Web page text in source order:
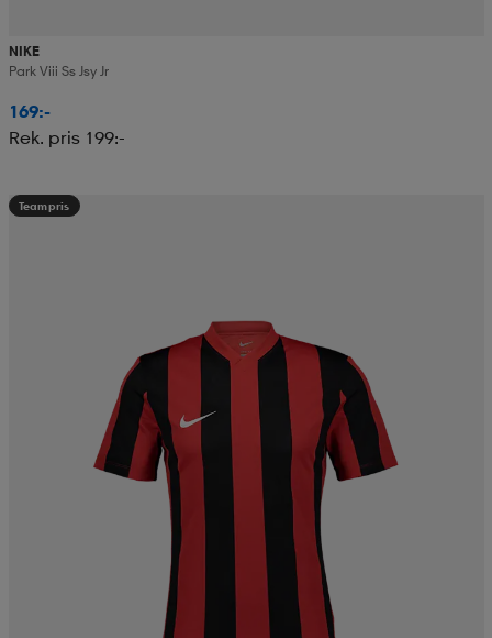
NIKE
Park Viii Ss Jsy Jr
169:-
Rek. pris 199:-
Teampris